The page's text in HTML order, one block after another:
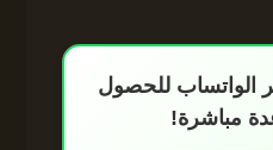
الواتساب للحصول
مباشرة!